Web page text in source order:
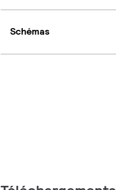
Schémas